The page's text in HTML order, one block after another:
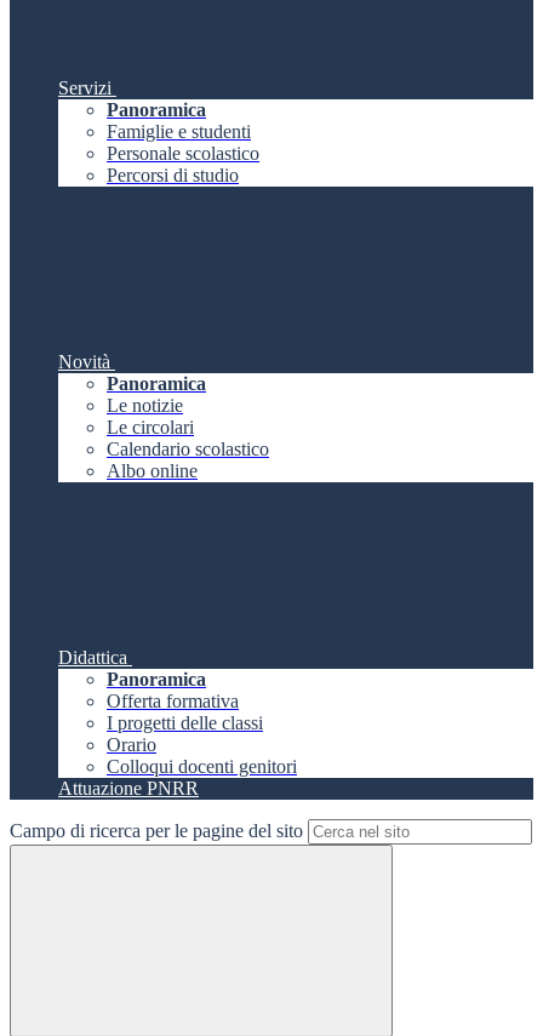
Servizi
Panoramica
Famiglie e studenti
Personale scolastico
Percorsi di studio
Novità
Panoramica
Le notizie
Le circolari
Calendario scolastico
Albo online
Didattica
Panoramica
Offerta formativa
I progetti delle classi
Orario
Colloqui docenti genitori
Attuazione PNRR
Campo di ricerca per le pagine del sito